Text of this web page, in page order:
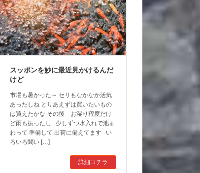
スッポンを妙に最近見かけるんだ
けど
市場も暑かった～ セリもなかなか活気
あったしね とりあえずは買いたいもの
は買えたかな その後 お湿り程度だけ
ど雨も振ったし 少しずつ水入れで池ま
わって 準備して 出荷に備えてます い
ろいろ聞い […]
詳細コチラ